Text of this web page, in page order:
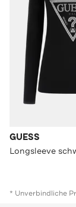
GUESS
Longsleeve
* Unverbindliche